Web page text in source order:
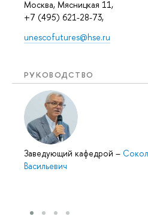
Москва, Мясницкая 11,
+7 (495) 621-28-73,
unescofutures@hse.ru
РУКОВОДСТВО
Заведующий кафедрой –
Васильевич